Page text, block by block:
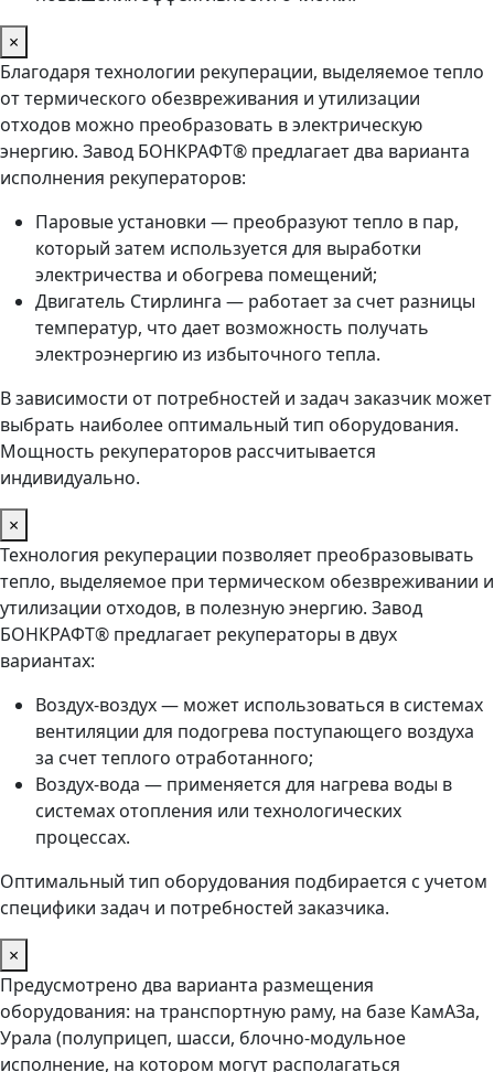
×
Благодаря технологии рекуперации, выделяемое тепло
от термического обезвреживания и утилизации
отходов можно преобразовать в электрическую
энергию. Завод БОНКРАФТ® предлагает два варианта
исполнения рекуператоров:
Паровые установки — преобразуют тепло в пар,
который затем используется для выработки
электричества и обогрева помещений;
Двигатель Стирлинга — работает за счет разницы
температур, что дает возможность получать
электроэнергию из избыточного тепла.
В зависимости от потребностей и задач заказчик может
выбрать наиболее оптимальный тип оборудования.
Мощность рекуператоров рассчитывается
индивидуально.
×
Технология рекуперации позволяет преобразовывать
тепло, выделяемое при термическом обезвреживании и
утилизации отходов, в полезную энергию. Завод
БОНКРАФТ® предлагает рекуператоры в двух
вариантах:
Воздух-воздух — может использоваться в системах
вентиляции для подогрева поступающего воздуха
за счет теплого отработанного;
Воздух-вода — применяется для нагрева воды в
системах отопления или технологических
процессах.
Оптимальный тип оборудования подбирается с учетом
специфики задач и потребностей заказчика.
×
Предусмотрено два варианта размещения
оборудования: на транспортную раму, на базе КамАЗа,
Урала (полуприцеп, шасси, блочно-модульное
исполнение, на котором могут располагаться